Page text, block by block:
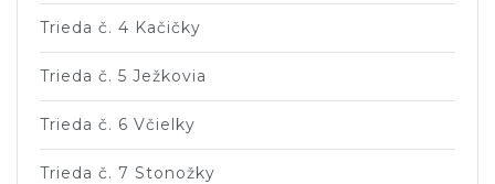
Trieda č. 4 Kačičky
Trieda č. 5 Ježkovia
Trieda č. 6 Včielky
Trieda č. 7 Stonožky